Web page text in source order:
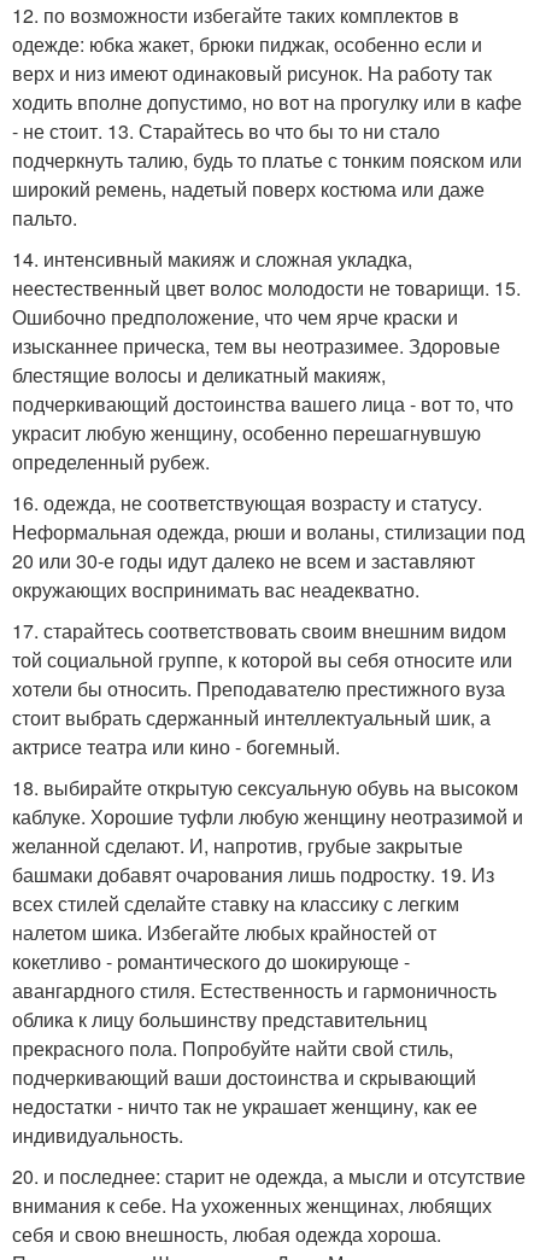
12. по возможности избегайте таких комплектов в
одежде: юбка жакет, брюки пиджак, особенно если и
верх и низ имеют одинаковый рисунок. На работу так
ходить вполне допустимо, но вот на прогулку или в кафе
- не стоит. 13. Старайтесь во что бы то ни стало
подчеркнуть талию, будь то платье с тонким пояском или
широкий ремень, надетый поверх костюма или даже
пальто.
14. интенсивный макияж и сложная укладка,
неестественный цвет волос молодости не товарищи. 15.
Ошибочно предположение, что чем ярче краски и
изысканнее прическа, тем вы неотразимее. Здоровые
блестящие волосы и деликатный макияж,
подчеркивающий достоинства вашего лица - вот то, что
украсит любую женщину, особенно перешагнувшую
определенный рубеж.
16. одежда, не соответствующая возрасту и статусу.
Неформальная одежда, рюши и воланы, стилизации под
20 или 30-е годы идут далеко не всем и заставляют
окружающих воспринимать вас неадекватно.
17. старайтесь соответствовать своим внешним видом
той социальной группе, к которой вы себя относите или
хотели бы относить. Преподавателю престижного вуза
стоит выбрать сдержанный интеллектуальный шик, а
актрисе театра или кино - богемный.
18. выбирайте открытую сексуальную обувь на высоком
каблуке. Хорошие туфли любую женщину неотразимой и
желанной сделают. И, напротив, грубые закрытые
башмаки добавят очарования лишь подростку. 19. Из
всех стилей сделайте ставку на классику с легким
налетом шика. Избегайте любых крайностей от
кокетливо - романтического до шокирующе -
авангардного стиля. Естественность и гармоничность
облика к лицу большинству представительниц
прекрасного пола. Попробуйте найти свой стиль,
подчеркивающий ваши достоинства и скрывающий
недостатки - ничто так не украшает женщину, как ее
индивидуальность.
20. и последнее: старит не одежда, а мысли и отсутствие
внимания к себе. На ухоженных женщинах, любящих
себя и свою внешность, любая одежда хороша.